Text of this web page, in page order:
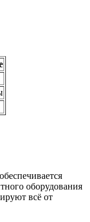
оборудования
всё от